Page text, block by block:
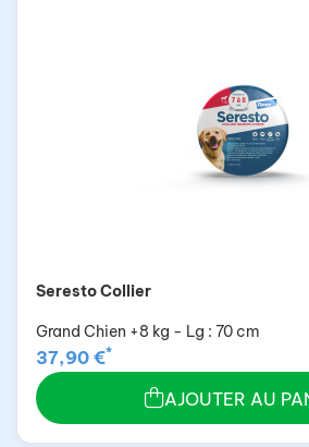
Seresto Collier
Grand Chien +8 kg - Lg : 70 cm
37,90 €*
AJOUTER AU